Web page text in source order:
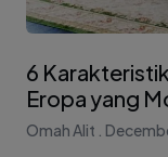
6
Eropa yang
Omah Alit